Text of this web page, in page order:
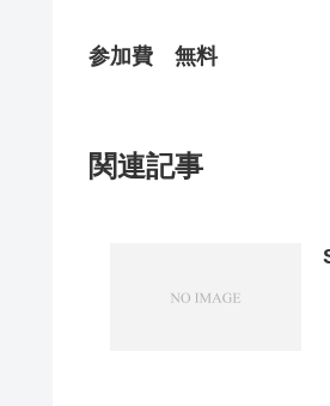
参加費 無料
関連記事